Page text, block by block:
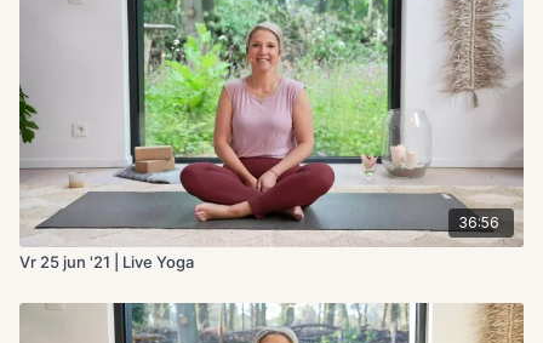
36:56
Vr 25 jun '21 | Live Yoga